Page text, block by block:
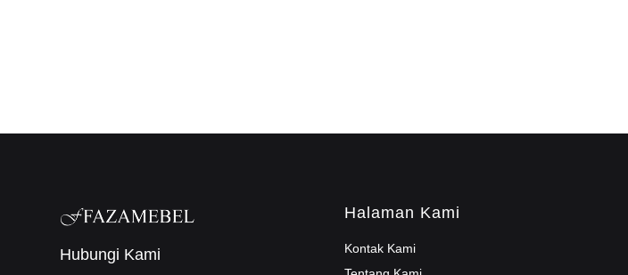
Hubungi Kami
Halaman Kami
Kontak Kami